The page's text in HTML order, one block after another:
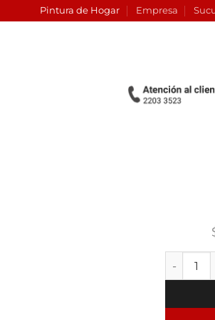
Pintura de Hogar Empresa
Incalex